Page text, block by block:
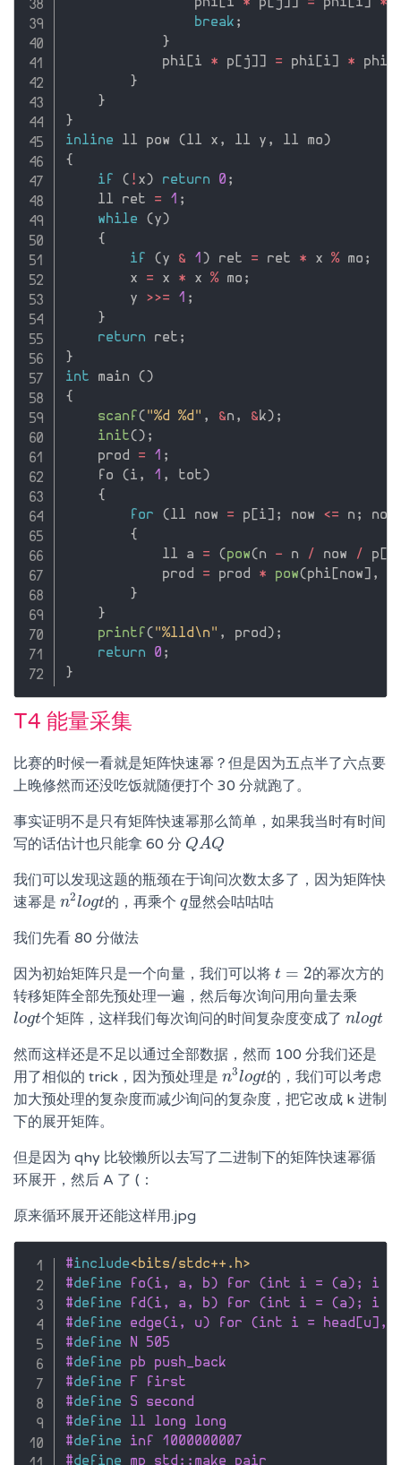
                phi
[i * p [ j] ] = phi [i] *
break ;
}
            phi
[i * p [ j] ] = phi [i] * phi
}
}
}
inline ll pow (ll x , ll y , ll mo)
{
if
( ! x) return 0 ;
    ll ret
= 1 ;
while
(y)
{
if
(y & 1 ) ret = ret * x % mo ;
        x
= x * x % mo ;
        y
>>= 1 ;
}
return ret ;
}
int main ()
{
scanf ( "%d %d" , &n , &k) ;
init() ;
    prod
= 1 ;
    fo
(i , 1 , tot)
{
for
(ll now = p [i] ; now <= n ;
{
            ll a
= (pow(n - n / now / p [
            prod
= prod * pow(phi [now] ,
}
}
printf ( "%lld\n" , prod) ;
return
0 ;
}
T4 能量采集
比赛的时候一看就是矩阵快速幂？但是因为五点半了六点要
上晚修然而还没吃饭就随便打个 30 分就跑了。
事实证明不是只有矩阵快速幂那么简单，如果我当时有时间
写的话估计也只能拿 60 分 QAQ
QAQ
我们可以发现这题的瓶颈在于询问次数太多了，因为矩阵快
速幂是 n2logt
n2logt的，再乘个q
q显然会咕咕咕
我们先看 80 分做法
因为初始矩阵只是一个向量，我们可以将 t = 2
t =2
的幂次方的
转移矩阵全部先预处理一遍，然后每次询问用向量去乘
logt
logt个矩阵，这样我们每次询问的时间复杂度变成了nlogt
nlogt
然而这样还是不足以通过全部数据，然而 100 分我们还是
用了相似的 trick，因为预处理是 n3logt
n3logt的，我们可以考虑
加大预处理的复杂度而减少询问的复杂度，把它改成 k 进制
下的展开矩阵。
但是因为 qhy 比较懒所以去写了二进制下的矩阵快速幂循
环展开，然后 A 了 (：
原来循环展开还能这样用.jpg
#include<bits/stdc++.h>
#define fo(i, a, b) for (int i = (a); i
#define fd(i, a, b) for (int i = (a); i
#define edge(i, u) for (int i =
#define N 505
#define pb push_back
#define F first
#define S second
#define ll long long
#define inf 1000000007
#define mp std::make_pair